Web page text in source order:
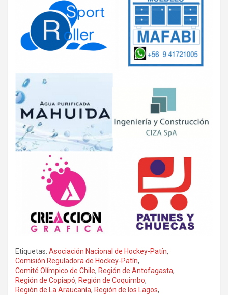
Etiquetas: Asociación Nacional de Hockey-Patín,
Comisión Reguladora de Hockey-Patín,
Comité Olímpico de Chile, Región de Antofagasta,
Región de Copiapó, Región de Coquimbo,
Región de La Araucanía, Región de los Lagos,